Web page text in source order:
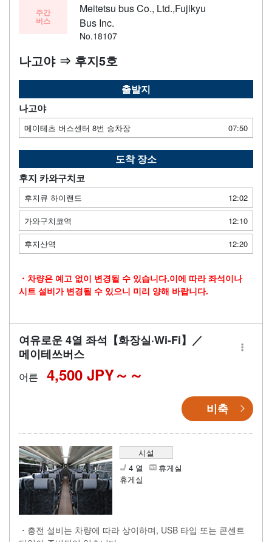
주간
버스
Meitetsu bus Co., Ltd.,Fujikyu
Bus Inc.
No.18107
나고야 ⇒ 후지5호
출발지
나고야
메이테츠 버스센터 8번 승차장 07:50
도착 장소
후지 카와구치코
후지큐 하이랜드
12:02
가와구치코역
12:10
후지산역
12:20
・차량은 예고 없이 변경될 수 있습니다.이에 따라 좌석이나
시트 설비가 변경될 수 있으니 미리 양해 바랍니다.
여유로운 4열 좌석【화장실·Wi-Fi】／
메이테쓰버스
어른 4,500 JPY～
비축
시설
4 열
휴게실
휴게실
・충전 설비는 차량에 따라 상이하며, USB 타입 또는 콘센트